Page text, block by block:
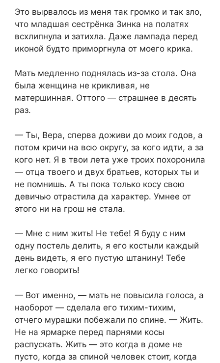
Это вырвалось из меня так громко и так зло,
что младшая сестрёнка Зинка на полатях
всхлипнула и затихла. Даже лампада перед
иконой будто приморгнула от моего крика.
Мать медленно поднялась из-за стола. Она
была женщина не крикливая, не
матершинная. Оттого — страшнее в десять
раз.
— Ты, Вера, сперва доживи до моих годов, а
потом кричи на всю округу, за кого идти, а за
кого нет. Я в твои лета уже троих похоронила
— отца твоего и двух братьев, которых ты и
не помнишь. А ты пока только косу свою
девичью отрастила да характер. Умнее от
этого ни на грош не стала.
— Мне с ним жить! Не тебе! Я буду с ним
одну постель делить, я его костыли каждый
день видеть, я его пустую штанину! Тебе
легко говорить!
— Вот именно, — мать не повысила голоса, а
наоборот — сделала его тихим-тихим,
отчего мурашки побежали по спине. — Жить.
Не на ярмарке перед парнями косы
распускать. Жить — это когда в доме не
пусто, когда за спиной человек стоит, когда